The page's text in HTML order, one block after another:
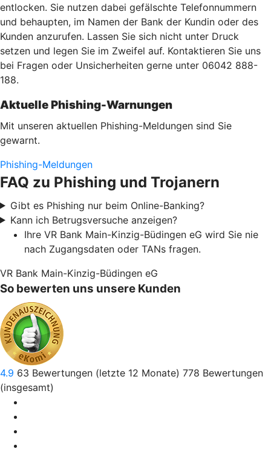
entlocken. Sie nutzen dabei gefälschte Telefonnummern
und behaupten, im Namen der Bank der Kundin oder des
Kunden anzurufen. Lassen Sie sich nicht unter Druck
setzen und legen Sie im Zweifel auf. Kontaktieren Sie uns
bei Fragen oder Unsicherheiten gerne unter 06042 888-
188.
Aktuelle Phishing-Warnungen
Mit unseren aktuellen Phishing-Meldungen sind Sie
gewarnt.
Phishing-Meldungen
FAQ zu Phishing und Trojanern
Gibt es Phishing nur beim Online-Banking?
Kann ich Betrugsversuche anzeigen?
Ihre VR Bank Main-Kinzig-Büdingen eG wird Sie nie
nach Zugangsdaten oder TANs fragen.
VR Bank Main-Kinzig-Büdingen eG
So bewerten uns unsere Kunden
4.9 63 Bewertungen (letzte 12 Monate) 778 Bewertungen
(insgesamt)